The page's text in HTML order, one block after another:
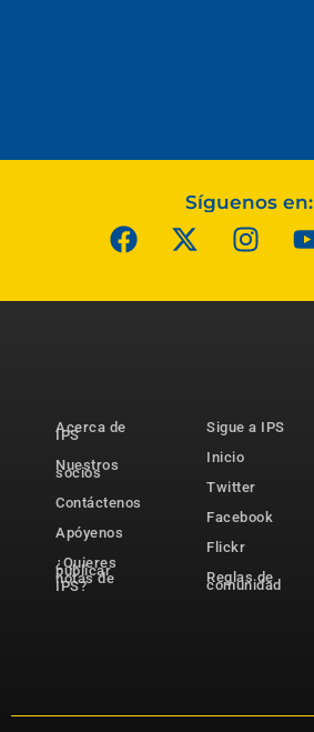
Síguenos en:
Acerca de
IPS
Nuestros
socios
Contáctenos
Apóyenos
¿Quieres
publicar
notas de
IPS?
Sigue a IPS
Inicio
Twitter
Facebook
Flickr
Reglas de
comunidad